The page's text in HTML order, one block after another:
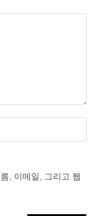
, 이메일, 그리고 웹